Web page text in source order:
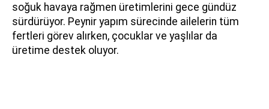
soğuk havaya rağmen üretimlerini gece gündüz
sürdürüyor. Peynir yapım sürecinde ailelerin tüm
fertleri görev alırken, çocuklar ve yaşlılar da
üretime destek oluyor.